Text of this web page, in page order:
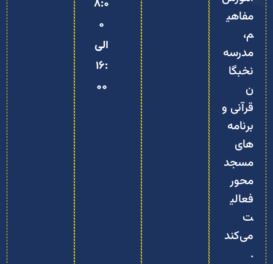
مفاهی
م،
مدرسه
نخبگا
ن
قرآنی و
برنامه‌
های
مسجد‌
محور
فعالی
ت
می‌کند
.
8:0
0
الی
16:
00